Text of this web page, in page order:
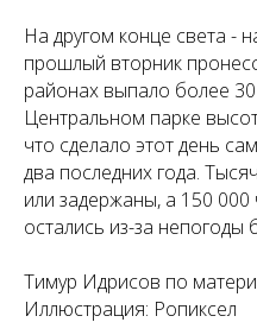
На другом конце света -
прошлый вторник
районах выпало более
Центральном парке
что сделало этот день
два последних года.
или задержаны, а 150
остались из-за непогоды
Тимур Идрисов по
Иллюстрация: Ропиксел